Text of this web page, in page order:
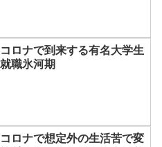
ロナで到来する有名大学生
職氷河期
ロナで想定外の生活苦で変